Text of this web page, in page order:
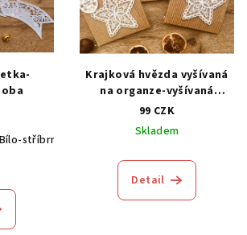
Bílo-stříbrná
Krajková hvězda vyšívaná
na organze-vyšívaná
ozdoba
99 CZK
Skladem
Detail